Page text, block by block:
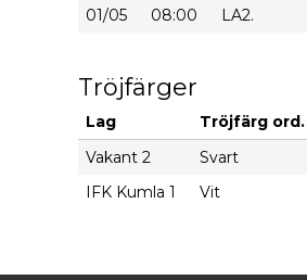
01/05
08:00 LA2.
Tröjfärger
Lag Tröjfärg ord.
Vakant 2
Svart
IFK Kumla 1
Vit